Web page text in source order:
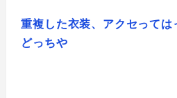
重複した衣装、アクセっては
どっちや